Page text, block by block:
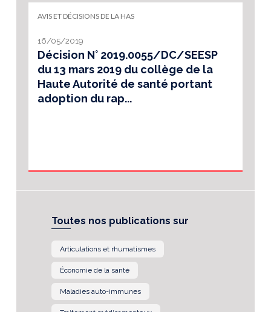
AVIS ET DÉCISIONS DE LA HAS
16/05/2019
Décision N° 2019.0055/DC/SEESP
du 13 mars 2019 du collège de la
Haute Autorité de santé portant
adoption du rap...
Toutes nos publications sur
Articulations et rhumatismes
Économie de la santé
Maladies auto-immunes